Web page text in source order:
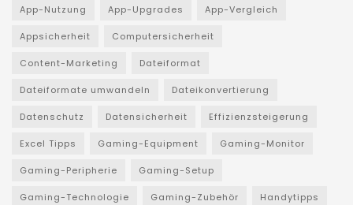
App-Nutzung App-Upgrades App-Vergleich
Appsicherheit Computersicherheit
Content-Marketing Dateiformat
Dateiformate umwandeln Dateikonvertierung
Datenschutz Datensicherheit Effizienzsteigerung
Excel Tipps Gaming-Equipment Gaming-Monitor
Gaming-Peripherie Gaming-Setup
Gaming-Technologie Gaming-Zubehör Handytipps